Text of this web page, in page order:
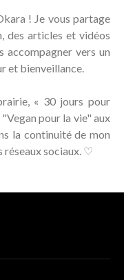
! Je vous partage
des articles et vidéos
accompagner vers un
et bienveillance.
« 30 jours pour
pour la vie" aux
la continuité de mon
réseaux sociaux. ♡